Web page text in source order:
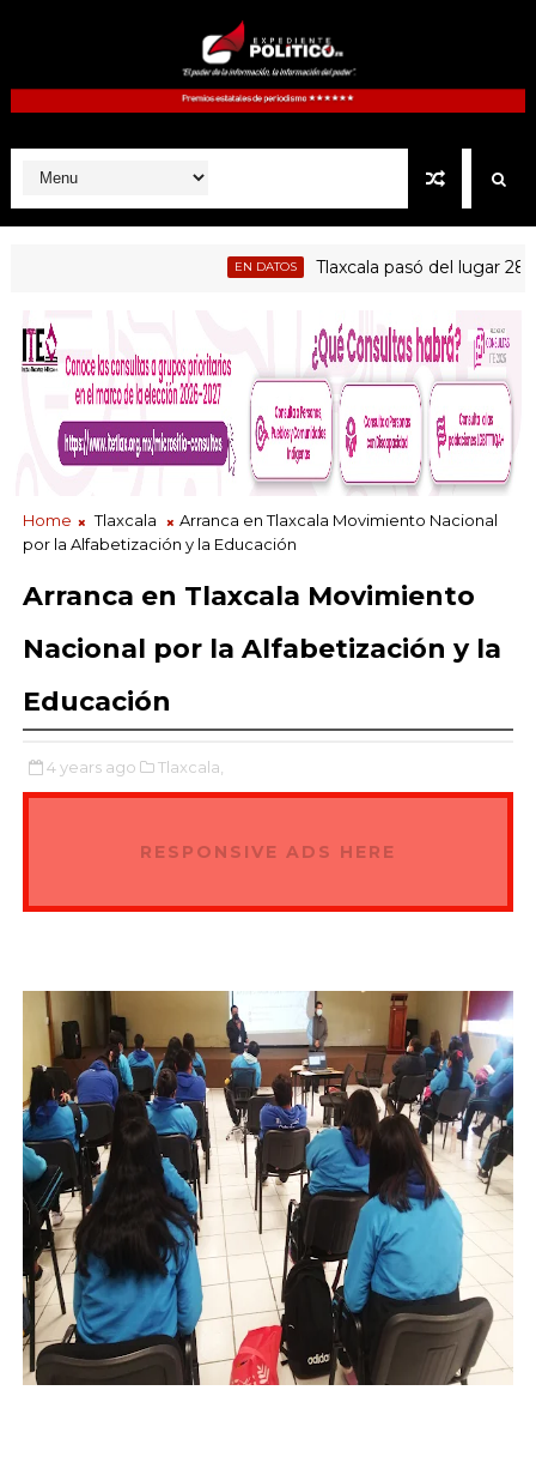
EN DATOS Tlaxcala pasó del lugar 28 al 17
Home Tlaxcala
Arranca en Tlaxcala Movimiento Nacional
por la Alfabetización y la Educación
Arranca en Tlaxcala Movimiento
Nacional por la Alfabetización y la
Educación
4 years ago Tlaxcala,
RESPONSIVE ADS HERE